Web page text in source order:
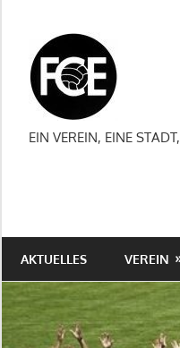
springen
EIN VEREIN, EINE
AKTUELLES VEREIN